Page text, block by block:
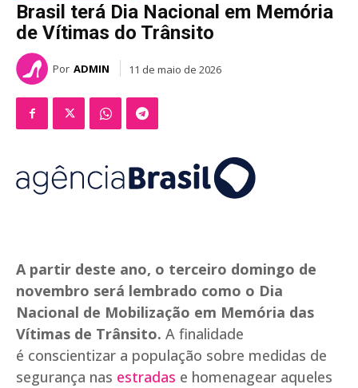
Brasil terá Dia Nacional em Memória
de Vítimas do Trânsito
Por ADMIN 11 de maio de 2026
A partir deste ano, o terceiro domingo de
novembro será lembrado como o Dia
Nacional de Mobilização em Memória das
Vítimas de Trânsito. A finalidade
é conscientizar a população sobre medidas de
segurança nas estradas e homenagear aqueles